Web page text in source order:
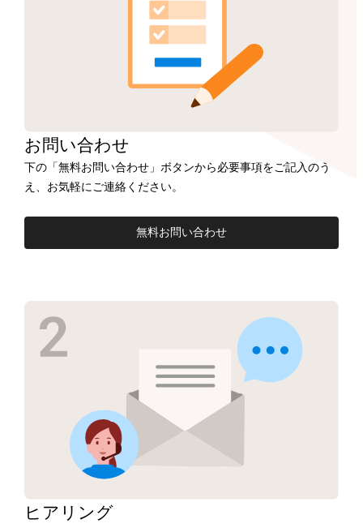
お問い合わせ
下の「無料お問い合わせ」ボタンから必要事項をご記入のう
え、お気軽にご連絡ください。
無料お問い合わせ
ヒアリング